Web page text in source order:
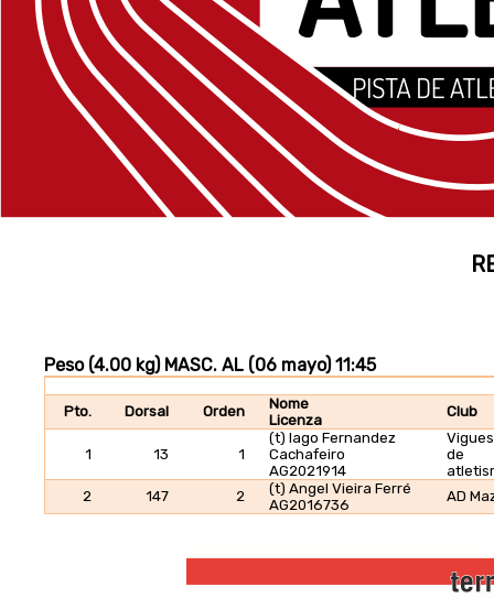
Pto. Dorsal Orden
Nome
Licenza
Club
1 13 1
(t) Iago Fernandez
Cachafeiro
AG2021914
de
2
147 2
(t) Angel Vieira Ferré
AG2016736
AD
Peso (4.00 kg) MASC. AL (06 mayo) 11:45